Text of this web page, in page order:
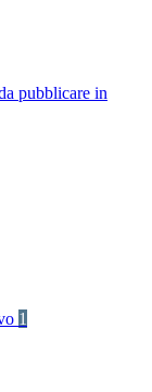
pubblicare in
1